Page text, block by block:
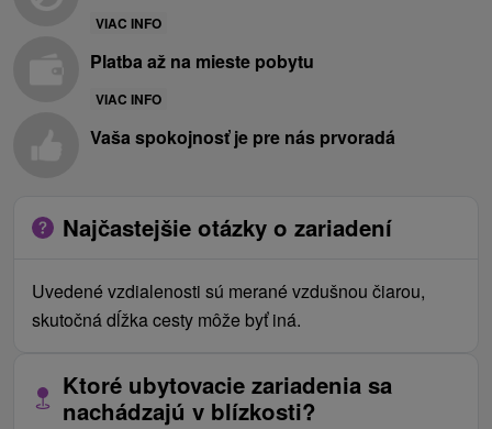
VIAC INFO
Platba až na mieste pobytu
VIAC INFO
Vaša spokojnosť je pre nás prvoradá
Najčastejšie otázky o zariadení
Uvedené vzdialenosti sú merané vzdušnou čiarou,
skutočná dĺžka cesty môže byť iná.
Ktoré ubytovacie zariadenia sa
nachádzajú v blízkosti?